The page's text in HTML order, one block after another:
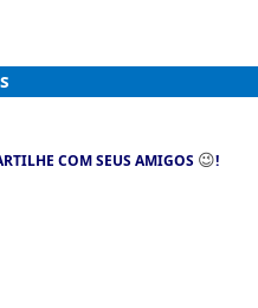
COM SEUS AMIGOS 😉!